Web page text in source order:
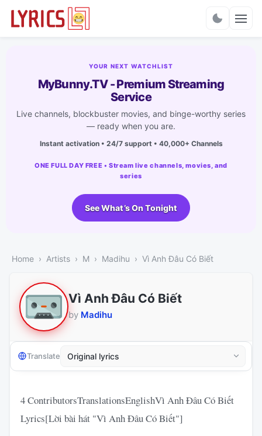
YOUR NEXT WATCHLIST
MyBunny.TV - Premium Streaming
Service
Live channels, blockbuster movies, and binge-worthy series
— ready when you are.
Instant activation • 24/7 support • 40,000+ Channels
ONE FULL DAY FREE • Stream live channels, movies, and
series
See What’s On Tonight
Home Artists M Madihu Vì Anh Đâu Có Biết
Vì Anh Đâu Có Biết
by Madihu
Translate
4 ContributorsTranslationsEnglishVì Anh Đâu Có Biết
Lyrics[Lời bài hát "Vì Anh Đâu Có Biết"]